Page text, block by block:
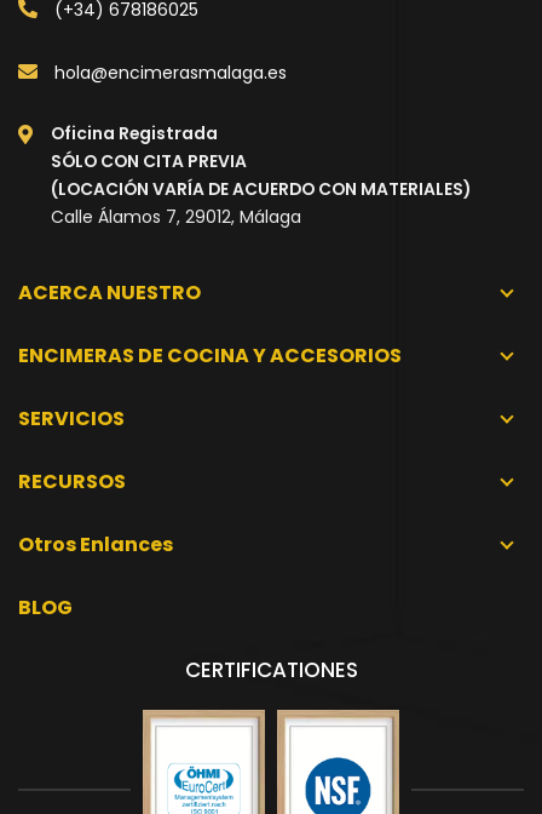
(+34) 678186025
hola@encimerasmalaga.es
Oficina Registrada
SÓLO CON CITA PREVIA
(LOCACIÓN VARÍA DE ACUERDO CON MATERIALES)
Calle Álamos 7, 29012, Málaga
ACERCA NUESTRO
ENCIMERAS DE COCINA Y ACCESORIOS
SERVICIOS
RECURSOS
Otros Enlances
BLOG
CERTIFICATIONES